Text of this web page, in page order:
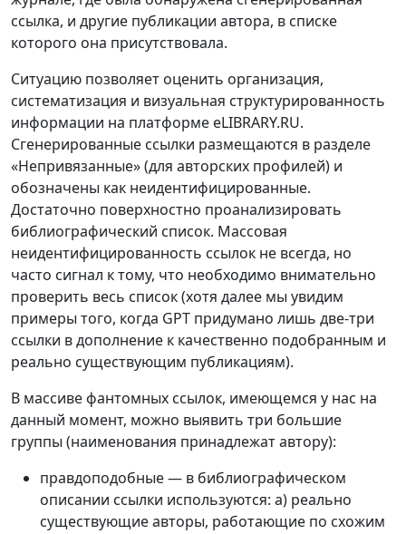
ссылка, и другие публикации автора, в списке
которого она присутствовала.
Ситуацию позволяет оценить организация,
систематизация и визуальная структурированность
информации на платформе eLIBRARY.RU.
Сгенерированные ссылки размещаются в разделе
«Непривязанные» (для авторских профилей) и
обозначены как неидентифицированные.
Достаточно поверхностно проанализировать
библиографический список. Массовая
неидентифицированность ссылок не всегда, но
часто сигнал к тому, что необходимо внимательно
проверить весь список (хотя далее мы увидим
примеры того, когда GPT придумано лишь две-три
ссылки в дополнение к качественно подобранным и
реально существующим публикациям).
В массиве фантомных ссылок, имеющемся у нас на
данный момент, можно выявить три большие
группы (наименования принадлежат автору):
правдоподобные — в библиографическом
описании ссылки используются: а) реально
существующие авторы, работающие по схожим